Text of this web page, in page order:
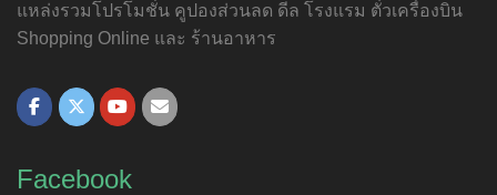
แหล่งรวมโปรโมชั่น คูปองส่วนลด ดีล โรงแรม ตั๋วเครื่องบิน
Shopping Online และ ร้านอาหาร
Facebook